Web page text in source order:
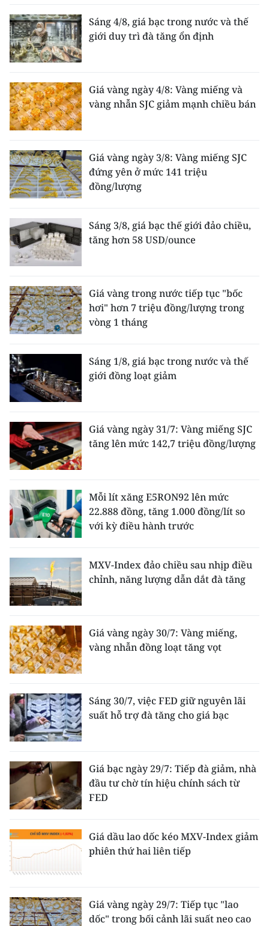
Sáng 4/8, giá bạc trong nước và thế
giới duy trì đà tăng ổn định
Giá vàng ngày 4/8: Vàng miếng và
vàng nhẫn SJC giảm mạnh chiều bán
Giá vàng ngày 3/8: Vàng miếng SJC
đứng yên ở mức 141 triệu
đồng/lượng
Sáng 3/8, giá bạc thế giới đảo chiều,
tăng hơn 58 USD/ounce
Giá vàng trong nước tiếp tục "bốc
hơi" hơn 7 triệu đồng/lượng trong
vòng 1 tháng
Sáng 1/8, giá bạc trong nước và thế
giới đồng loạt giảm
Giá vàng ngày 31/7: Vàng miếng SJC
tăng lên mức 142,7 triệu đồng/lượng
Mỗi lít xăng E5RON92 lên mức
22.888 đồng, tăng 1.000 đồng/lít so
với kỳ điều hành trước
MXV-Index đảo chiều sau nhịp điều
chỉnh, năng lượng dẫn dắt đà tăng
Giá vàng ngày 30/7: Vàng miếng,
vàng nhẫn đồng loạt tăng vọt
Sáng 30/7, việc FED giữ nguyên lãi
suất hỗ trợ đà tăng cho giá bạc
Giá bạc ngày 29/7: Tiếp đà giảm, nhà
đầu tư chờ tín hiệu chính sách từ
FED
Giá dầu lao dốc kéo MXV-Index giảm
phiên thứ hai liên tiếp
Giá vàng ngày 29/7: Tiếp tục "lao
dốc" trong bối cảnh lãi suất neo cao